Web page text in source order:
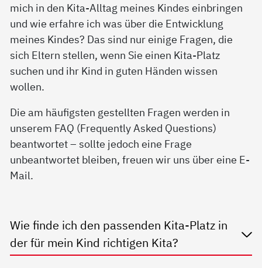
mich in den Kita-Alltag meines Kindes einbringen
und wie erfahre ich was über die Entwicklung
meines Kindes? Das sind nur einige Fragen, die
sich Eltern stellen, wenn Sie einen Kita-Platz
suchen und ihr Kind in guten Händen wissen
wollen.
Die am häufigsten gestellten Fragen werden in
unserem FAQ (Frequently Asked Questions)
beantwortet – sollte jedoch eine Frage
unbeantwortet bleiben, freuen wir uns über eine E-
Mail.
Wie finde ich den passenden Kita-Platz in
der für mein Kind richtigen Kita?